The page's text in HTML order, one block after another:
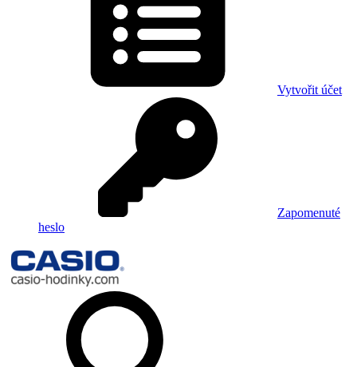
Vytvořit účet
Zapomenuté
heslo